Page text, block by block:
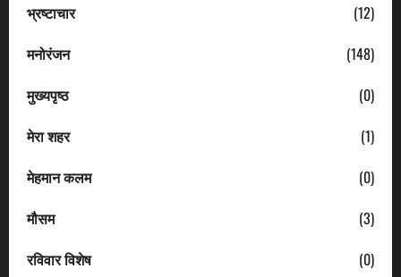
भ्रष्टाचार
(12)
मनोरंजन
(148)
मुख्यपृष्ठ
(0)
मेरा शहर
(1)
मेहमान कलम
(0)
मौसम
(3)
रविवार विशेष
(0)